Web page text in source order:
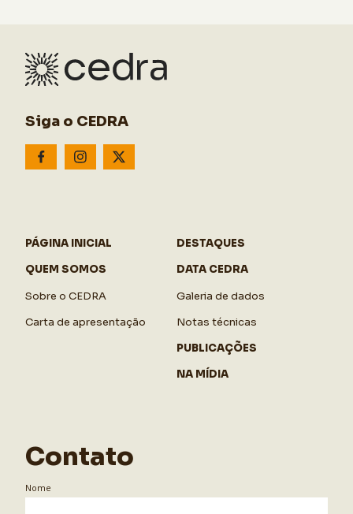
Siga o CEDRA
PÁGINA INICIAL
QUEM SOMOS
Sobre o CEDRA
Carta de apresentação
DESTAQUES
DATA CEDRA
Galeria de dados
Notas técnicas
PUBLICAÇÕES
NA MÍDIA
Contato
Nome